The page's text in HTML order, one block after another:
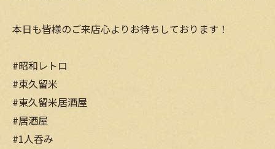
本日も皆様のご来店心よりお待ちしております！
#昭和レトロ
#東久留米
#東久留米居酒屋
#居酒屋
#1人呑み